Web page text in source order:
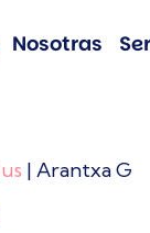
Nosotras
| Arantxa G